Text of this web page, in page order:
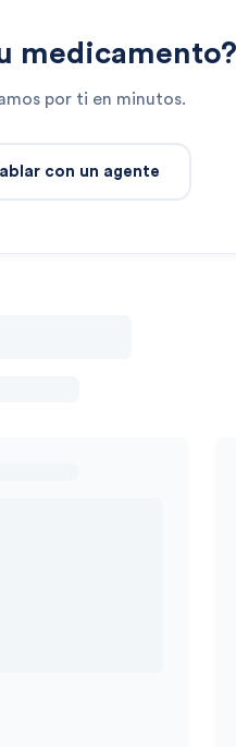
medicamento?
por ti en minutos.
con un agente